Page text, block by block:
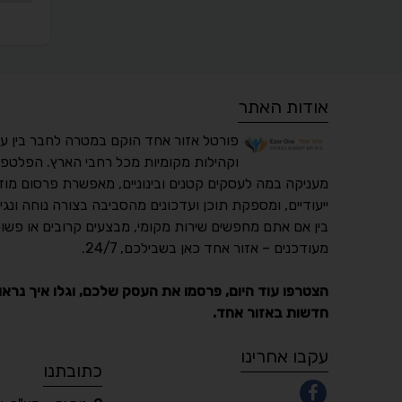
אודות האתר
פורטל אזור אחד הוקם במטרה לחבר בין
וקהילות מקומיות מכל רחבי הארץ.
מעניקה במה לעסקים קטנים ובינוניים, מאפשרת פרסום
ייעודיים, ומספקת תוכן ועדכונים מהסביבה בצורה נוחה
בין אם אתם מחפשים שירות מקומי, מבצעים קרובים או
מעודכנים – אזור אחד כאן בשבילכם, 24/7.
הצטרפו עוד היום, פרסמו את העסק שלכם, וגלו איך
חדשות באזור אחד.
עקבו אחרינו
כתובתנו